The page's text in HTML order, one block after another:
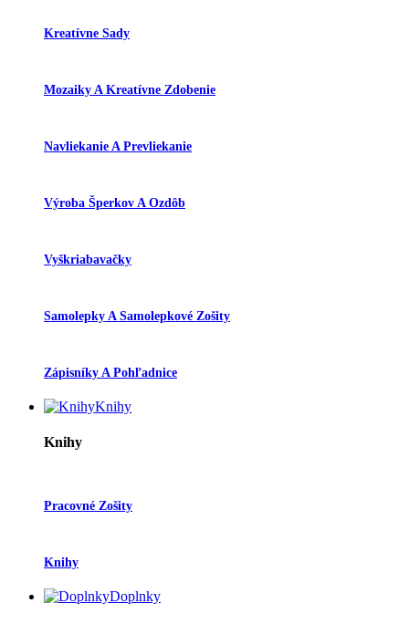
Kreatívne Sady
Mozaiky A Kreatívne Zdobenie
Navliekanie A Prevliekanie
Výroba Šperkov A Ozdôb
Vyškriabavačky
Samolepky A Samolepkové Zošity
Zápisníky A Pohľadnice
Knihy
Knihy
Pracovné Zošity
Knihy
Doplnky